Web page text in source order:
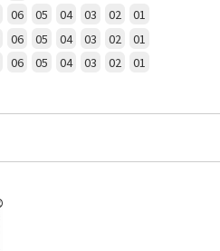
06 05 04 03 02 01
06 05 04 03 02 01
06 05 04 03 02
01